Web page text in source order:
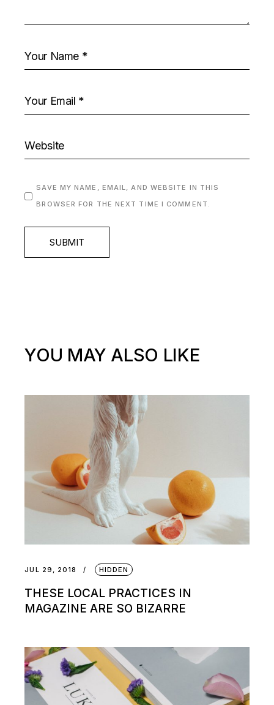
SAVE MY NAME, EMAIL, AND WEBSITE IN THIS
BROWSER FOR THE NEXT TIME I COMMENT.
SUBMIT
YOU MAY ALSO LIKE
JUL 29, 2018 HIDDEN
THESE LOCAL PRACTICES IN
MAGAZINE ARE SO BIZARRE